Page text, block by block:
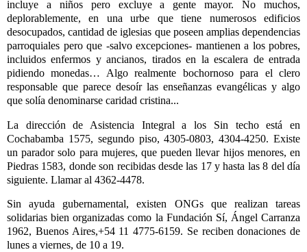
incluye a niños pero excluye a gente mayor. No muchos,
deplorablemente, en una urbe que tiene numerosos edificios
desocupados, cantidad de iglesias que poseen amplias dependencias
parroquiales pero que -salvo excepciones- mantienen a los pobres,
incluidos enfermos y ancianos, tirados en la escalera de entrada
pidiendo monedas… Algo realmente bochornoso para el clero
responsable que parece desoír las enseñanzas evangélicas y algo
que solía denominarse caridad cristina...
La dirección de Asistencia Integral a los Sin techo está en
Cochabamba 1575, segundo piso, 4305-0803, 4304-4250. Existe
un parador solo para mujeres, que pueden llevar hijos menores, en
Piedras 1583, donde son recibidas desde las 17 y hasta las 8 del día
siguiente. Llamar al 4362-4478.
Sin ayuda gubernamental, existen ONGs que realizan tareas
solidarias bien organizadas como la Fundación Sí, Ángel Carranza
1962, Buenos Aires,+54 11 4775-6159. Se reciben donaciones de
lunes a viernes, de 10 a 19.